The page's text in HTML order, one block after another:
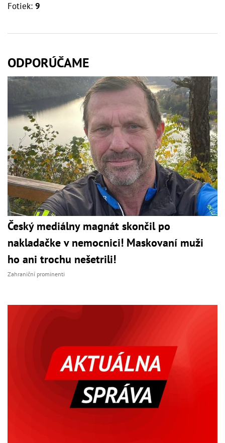
Fotiek: 9
ODPORÚČAME
Český mediálny magnát skončil po
nakladačke v nemocnici! Maskovaní muži
ho ani trochu nešetrili!
Zahraniční prominenti